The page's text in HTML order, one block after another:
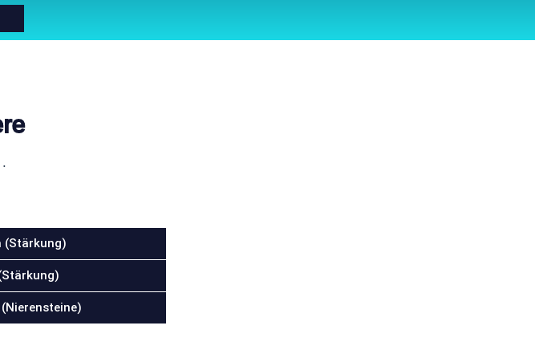
(Stärkung)